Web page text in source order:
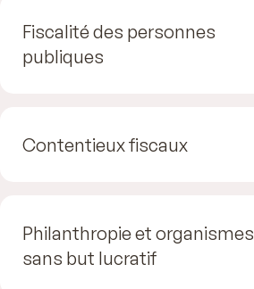
Fiscalité des personnes
publiques
Contentieux fiscaux
Philanthropie et organismes
sans but lucratif